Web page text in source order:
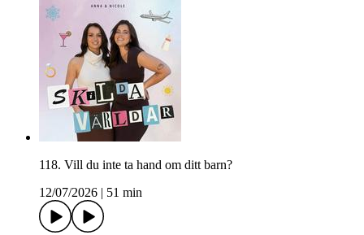
118. Vill du inte ta hand om ditt barn?
12/07/2026
51 min